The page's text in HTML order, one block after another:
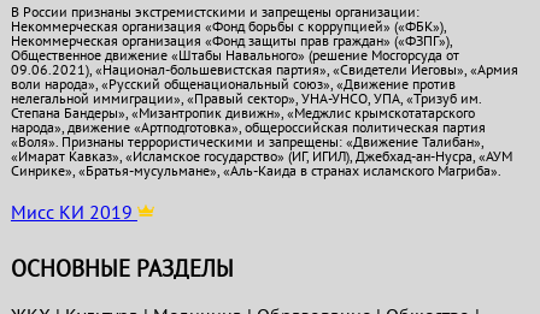
В России признаны экстремистскими и запрещены организации:
Некоммерческая организация «Фонд борьбы с коррупцией» («ФБК»),
Некоммерческая организация «Фонд защиты прав граждан» («ФЗПГ»),
Общественное движение «Штабы Навального» (решение Мосгорсуда от
09.06.2021), «Национал-большевистская партия», «Свидетели Иеговы», «Армия
воли народа», «Русский общенациональный союз», «Движение против
нелегальной иммиграции», «Правый сектор», УНА-УНСО, УПА, «Тризуб им.
Степана Бандеры», «Мизантропик дивижн», «Меджлис крымскотатарского
народа», движение «Артподготовка», общероссийская политическая партия
«Воля». Признаны террористическими и запрещены: «Движение Талибан»,
«Имарат Кавказ», «Исламское государство» (ИГ, ИГИЛ), Джебхад-ан-Нусра, «АУМ
Синрике», «Братья-мусульмане», «Аль-Каида в странах исламского Магриба».
Мисс КИ 2019
ОСНОВНЫЕ РАЗДЕЛЫ